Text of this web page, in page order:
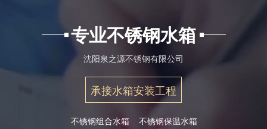
专业不锈钢水箱
沈阳泉之源不锈钢有限公司
承接水箱安装工程
不锈钢组合水箱
不锈钢保温水箱